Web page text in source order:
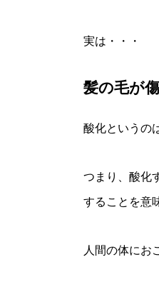
実は・・・
髪の毛が
酸化というの
つまり、酸化
することを意
人間の体にお